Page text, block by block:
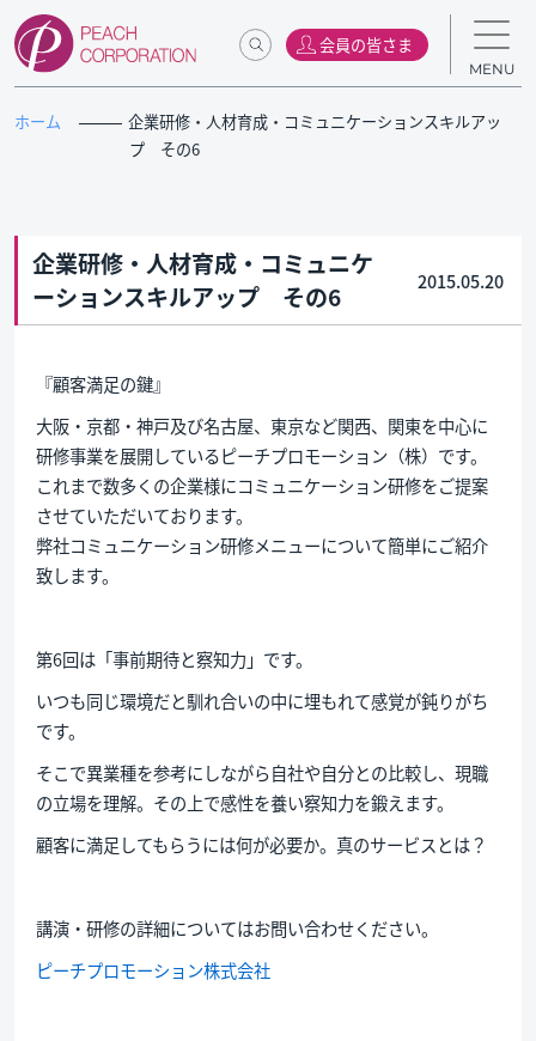
会員の皆さま
MENU
ホーム
企業研修・人材育成・コミュニケーションスキルアッ
プ その6
企業研修・人材育成・コミュニケ
ーションスキルアップ その6
2015.05.20
『顧客満足の鍵』
大阪・京都・神戸及び名古屋、東京など関西、関東を中心に
研修事業を展開しているピーチプロモーション（株）です。
これまで数多くの企業様にコミュニケーション研修をご提案
させていただいております。
弊社コミュニケーション研修メニューについて簡単にご紹介
致します。
第6回は「事前期待と察知力」です。
いつも同じ環境だと馴れ合いの中に埋もれて感覚が鈍りがち
です。
そこで異業種を参考にしながら自社や自分との比較し、現職
の立場を理解。その上で感性を養い察知力を鍛えます。
顧客に満足してもらうには何が必要か。真のサービスとは？
講演・研修の詳細についてはお問い合わせください。
ピーチプロモーション株式会社